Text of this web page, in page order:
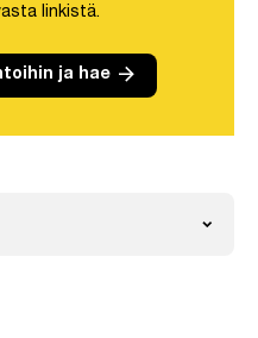
linkistä.
ja hae arrow_forward
expand_more